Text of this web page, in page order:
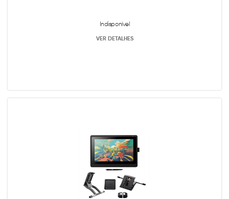
Indisponível
VER DETALHES